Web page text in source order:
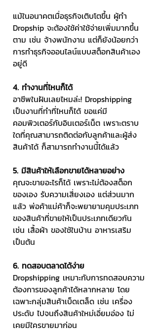
แม้ในอนาคตเมื่อธุรกิจเติบโตขึ้น ผู้ทำ
Dropship จะต้องใช้ค่าใช้จ่ายเพิ่มมากขึ้น
ตาม เช่น จ้างพนักงาน แต่ก็ยังน้อยกว่า
การทำธุรกิจออนไลน์แบบสต็อกสินค้าเอง
อยู่ดี
4. ทำงานที่ไหนก็ได้
อาชีพในฝันเลยไหมล่ะ! Dropshipping
เป็นงานที่ทำที่ไหนก็ได้ ขอแค่มี
คอมพิวเตอร์กับอินเตอร์เน็ต เพราะตราบ
ใดที่คุณสามารถติดต่อกับลูกค้าและผู้ส่ง
สินค้าได้ ก็สามารถทำงานนี้ได้แล้ว
5. มีสินค้าให้เลือกขายได้หลายอย่าง
คุณจะขายอะไรก็ได้ เพราะไม่ต้องสต็อก
ของเอง รับความเสี่ยงเอง แต่ส่วนมาก
แล้ว พ่อค้าแม่ค้าก็จะพยายามคุมประเภท
ของสินค้าที่ขายให้เป็นประเภทเดียวกัน
เช่น เสื้อผ้า ของใช้ในบ้าน อาหารเสริม
เป็นต้น
6. ทดสอบตลาดได้ง่าย
Dropshipping เหมาะกับการทดสอบความ
ต้องการของลูกค้าได้หลากหลาย โดย
เฉพาะกลุ่มสินค้าเบ็ดเตล็ด เช่น เครื่อง
ประดับ ไปจนถึงสินค้าใหม่เอี่ยมอ่อง ไม่
เคยมีใครขายมาก่อน